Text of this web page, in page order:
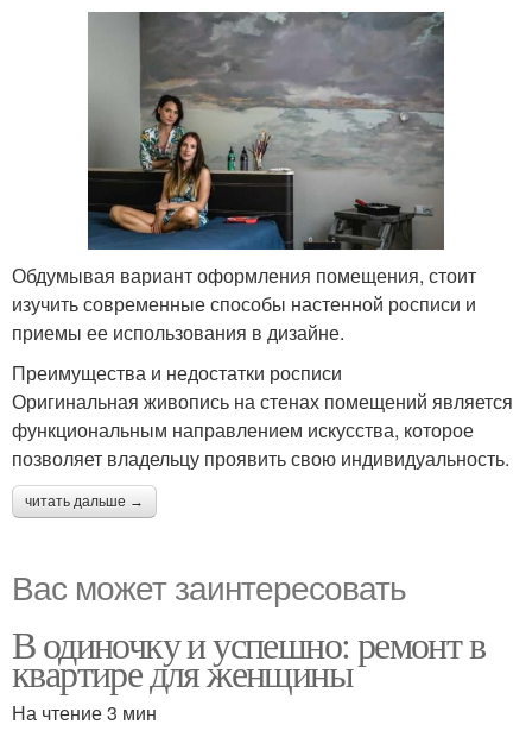
Обдумывая вариант оформления помещения, стоит
изучить современные способы настенной росписи и
приемы ее использования в дизайне.
Преимущества и недостатки росписи
Оригинальная живопись на стенах помещений является
функциональным направлением искусства, которое
позволяет владельцу проявить свою индивидуальность.
читать дальше →
Вас может заинтересовать
В одиночку и успешно: ремонт в
квартире для женщины
На чтение 3 мин